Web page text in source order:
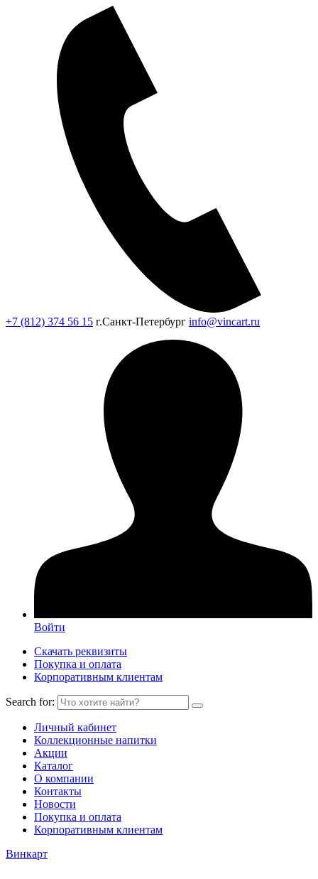
+7 (812) 374 56 15 г.Санкт-Петербург info@vincart.ru
Войти
Скачать реквизиты
Покупка и оплата
Корпоративным клиентам
Search for:
Личный кабинет
Коллекционные напитки
Акции
Каталог
О компании
Контакты
Новости
Покупка и оплата
Корпоративным клиентам
Винкарт